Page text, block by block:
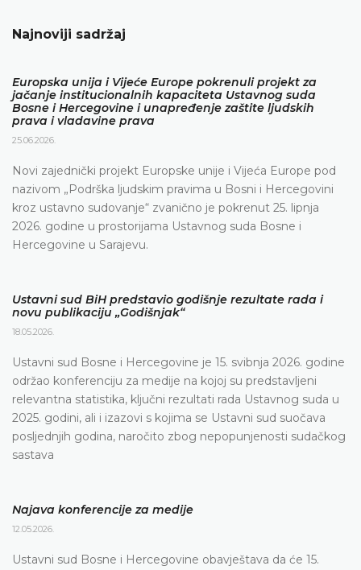
Najnoviji sadržaj
Europska unija i Vijeće Europe pokrenuli projekt za
jačanje institucionalnih kapaciteta Ustavnog suda
Bosne i Hercegovine i unapređenje zaštite ljudskih
prava i vladavine prava
25.06.2026.
Novi zajednički projekt Europske unije i Vijeća Europe pod
nazivom „Podrška ljudskim pravima u Bosni i Hercegovini
kroz ustavno sudovanje“ zvanično je pokrenut 25. lipnja
2026. godine u prostorijama Ustavnog suda Bosne i
Hercegovine u Sarajevu.
Ustavni sud BiH predstavio godišnje rezultate rada i
novu publikaciju „Godišnjak“
18.05.2026.
Ustavni sud Bosne i Hercegovine je 15. svibnja 2026. godine
održao konferenciju za medije na kojoj su predstavljeni
relevantna statistika, ključni rezultati rada Ustavnog suda u
2025. godini, ali i izazovi s kojima se Ustavni sud suočava
posljednjih godina, naročito zbog nepopunjenosti sudačkog
sastava
Najava konferencije za medije
12.05.2026.
Ustavni sud Bosne i Hercegovine obavještava da će 15.